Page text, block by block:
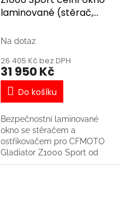
laminované (stěrač,
Na dotaz
26 405 Kč bez DPH
31 950 Kč
Do košíku
Bezpečnostní laminované
okno se stěračem a
ostřikovačem pro CFMOTO
Gladiator Z1000 Sport od
renomované české firmy DFK.